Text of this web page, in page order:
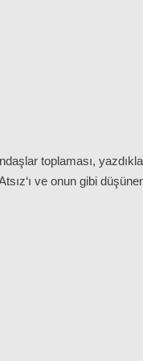
toplaması,
ve onun gibi